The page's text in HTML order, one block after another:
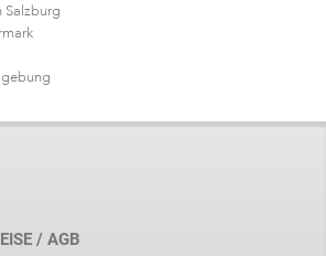
Salzburg
/ AGB